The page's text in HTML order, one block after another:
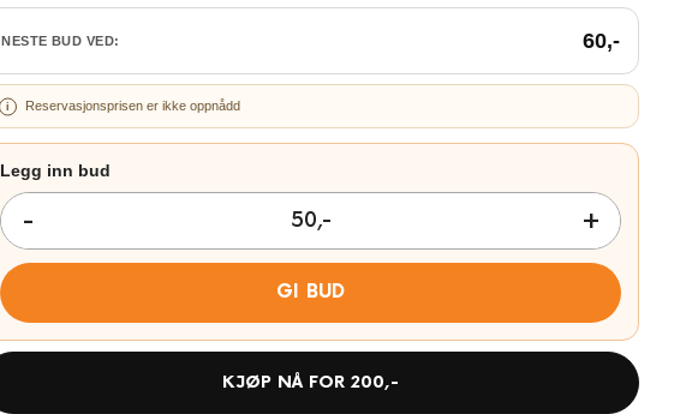
NESTE BUD VED: 60,-
Reservasjonsprisen er ikke oppnådd
GI BUD
KJØP NÅ FOR 200,-